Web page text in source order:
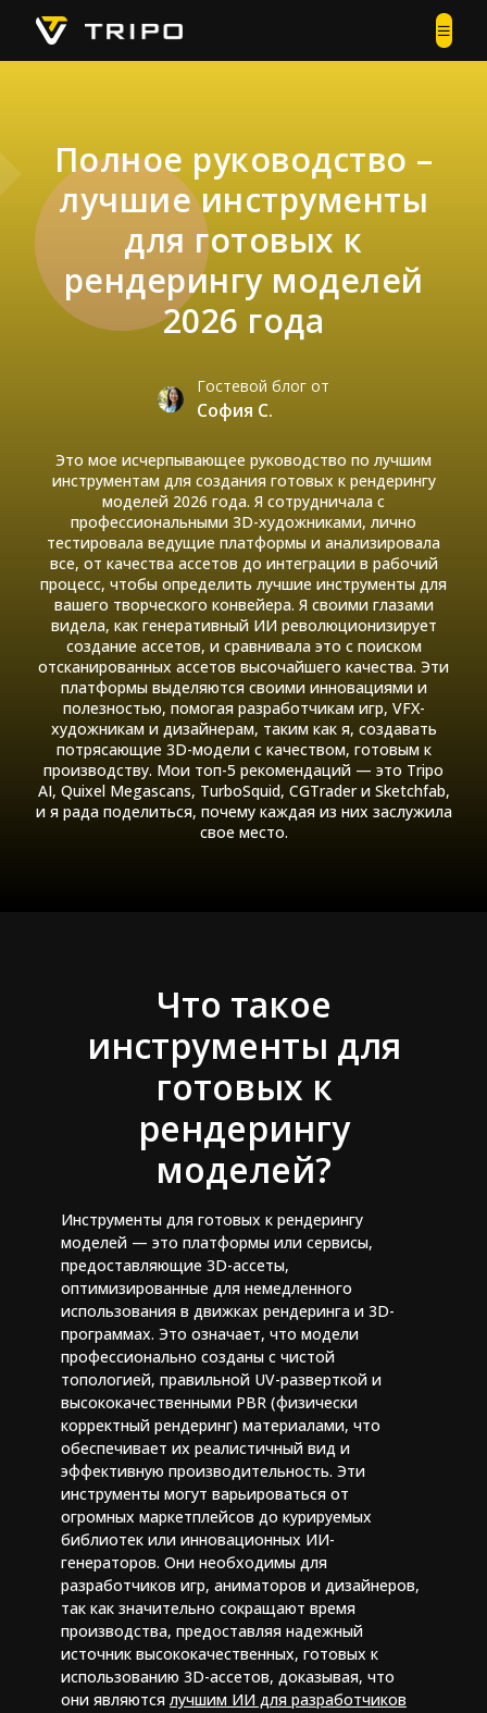
Полное руководство –
лучшие инструменты
для готовых к
рендерингу моделей
2026 года
Гостевой блог от
София С.
Это мое исчерпывающее руководство по лучшим
инструментам для создания готовых к рендерингу
моделей 2026 года. Я сотрудничала с
профессиональными 3D-художниками, лично
тестировала ведущие платформы и анализировала
все, от качества ассетов до интеграции в рабочий
процесс, чтобы определить лучшие инструменты для
вашего творческого конвейера. Я своими глазами
видела, как генеративный ИИ революционизирует
создание ассетов, и сравнивала это с поиском
отсканированных ассетов высочайшего качества. Эти
платформы выделяются своими инновациями и
полезностью, помогая разработчикам игр, VFX-
художникам и дизайнерам, таким как я, создавать
потрясающие 3D-модели с качеством, готовым к
производству. Мои топ-5 рекомендаций — это Tripo
AI, Quixel Megascans, TurboSquid, CGTrader и Sketchfab,
и я рада поделиться, почему каждая из них заслужила
свое место.
Что такое
инструменты для
готовых к
рендерингу
моделей?
Инструменты для готовых к рендерингу
моделей — это платформы или сервисы,
предоставляющие 3D-ассеты,
оптимизированные для немедленного
использования в движках рендеринга и 3D-
программах. Это означает, что модели
профессионально созданы с чистой
топологией, правильной UV-разверткой и
высококачественными PBR (физически
корректный рендеринг) материалами, что
обеспечивает их реалистичный вид и
эффективную производительность. Эти
инструменты могут варьироваться от
огромных маркетплейсов до курируемых
библиотек или инновационных ИИ-
генераторов. Они необходимы для
разработчиков игр, аниматоров и дизайнеров,
так как значительно сокращают время
производства, предоставляя надежный
источник высококачественных, готовых к
использованию 3D-ассетов, доказывая, что
они являются лучшим ИИ для разработчиков